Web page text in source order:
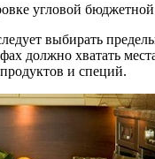
угловой
выбирать
должно хватать
и специй.